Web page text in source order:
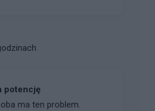
potencję
ma ten problem.